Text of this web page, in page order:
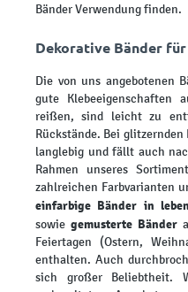
Bänder Verwendung finden.
Dekorative Bänder
Die von uns angebotenen
gute Klebeeigenschaften
reißen, sind leicht zu
Rückstände. Bei
langlebig und fällt auch
Rahmen unseres
zahlreichen Farbvarianten
einfarbige Bänder in
sowie gemusterte Bänder
Feiertagen (Ostern,
enthalten. Auch
sich großer Beliebtheit.